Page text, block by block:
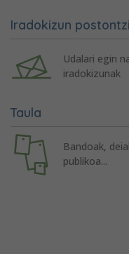
Iradokizun
Udalari egin
iradokizunak
Taula
Bandoak,
publikoa...